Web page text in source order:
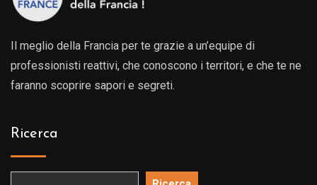
Il meglio della Francia per te grazie a un’equipe di
professionisti reattivi, che conoscono i territori, e che te ne
faranno scoprire sapori e segreti.
Ricerca